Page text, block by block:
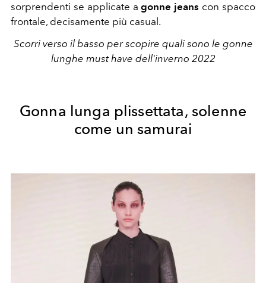
sorprendenti se applicate agonne jeans con spacco
frontale, decisamente più casual.
Scorri verso il basso per scopire quali sono le gonne
lunghe must have dell'inverno 2022
Gonna lunga plissettata, solenne
come un samurai